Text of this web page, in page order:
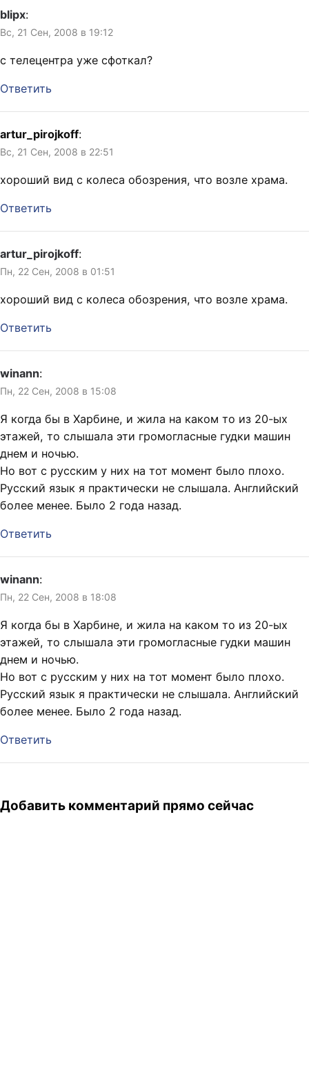
blipx:
Вс, 21 Сен, 2008 в 19:12
с телецентра уже сфоткал?
Ответить
artur_pirojkoff:
Вс, 21 Сен, 2008 в 22:51
хороший вид с колеса обозрения, что возле храма.
Ответить
artur_pirojkoff:
Пн, 22 Сен, 2008 в 01:51
хороший вид с колеса обозрения, что возле храма.
Ответить
winann:
Пн, 22 Сен, 2008 в 15:08
Я когда бы в Харбине, и жила на каком то из 20-ых
этажей, то слышала эти громогласные гудки машин
днем и ночью.
Но вот с русским у них на тот момент было плохо.
Русский язык я практически не слышала. Английский
более менее. Было 2 года назад.
Ответить
winann:
Пн, 22 Сен, 2008 в 18:08
Я когда бы в Харбине, и жила на каком то из 20-ых
этажей, то слышала эти громогласные гудки машин
днем и ночью.
Но вот с русским у них на тот момент было плохо.
Русский язык я практически не слышала. Английский
более менее. Было 2 года назад.
Ответить
Добавить комментарий прямо сейчас